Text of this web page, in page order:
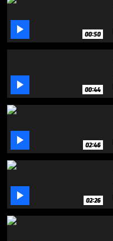
minute,
seconds
 00:50
 00:44
 02:46
 02:26